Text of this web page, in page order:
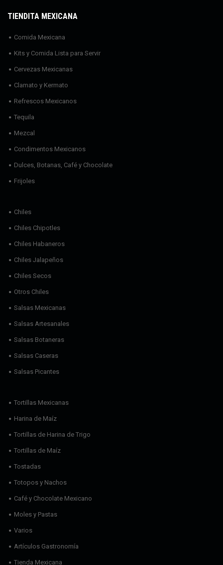
TIENDITA MEXICANA
Comida Mexicana
Kits y Comida Lista para Servir
Cervezas Mexicanas
Clamato y Kermato
Refrescos Mexicanos
Tequila
Mezcal
Condimentos Mexicanos
Dulces, Botanas, Café y Chocolate
Frijoles
Chiles
Chiles Chipotles
Chiles Habaneros
Chiles Jalapeños
Chiles Secos
Otros Chiles
Salsas Mexicanas
Salsas Artesanales
Salsas Botaneras
Salsas Caseras
Salsas Picantes
Tortillas Mexicanas
Harina de Maíz
Tortillas de Harina de Trigo
Tortillas de Maíz
Tostadas
Totopos y Nachos
Café y Chocolate Mexicano
Moles y Pastas
Varios
Artículos Gastronomía
Tienda Mexicana